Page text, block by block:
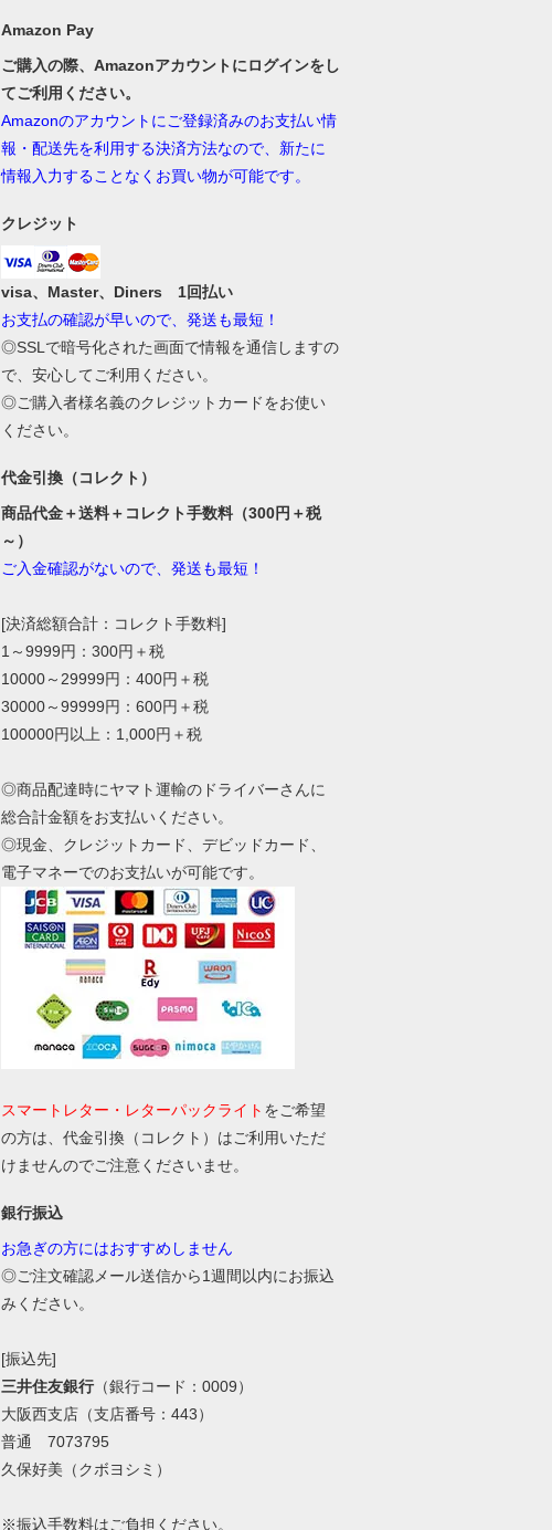
Amazon Pay
ご購入の際、Amazonアカウントにログインをし
てご利用ください。
Amazonのアカウントにご登録済みのお支払い情
報・配送先を利用する決済方法なので、新たに
情報入力することなくお買い物が可能です。
クレジット
visa、Master、Diners 1回払い
お支払の確認が早いので、発送も最短！
◎SSLで暗号化された画面で情報を通信しますの
で、安心してご利用ください。
◎ご購入者様名義のクレジットカードをお使い
ください。
代金引換（コレクト）
商品代金＋送料＋コレクト手数料（300円＋税
～）
ご入金確認がないので、発送も最短！
[決済総額合計：コレクト手数料]
1～9999円：300円＋税
10000～29999円：400円＋税
30000～99999円：600円＋税
100000円以上：1,000円＋税
◎商品配達時にヤマト運輸のドライバーさんに
総合計金額をお支払いください。
◎現金、クレジットカード、デビッドカード、
電子マネーでのお支払いが可能です。
スマートレター・レターパックライト をご希望
の方は、代金引換（コレクト）はご利用いただ
けませんのでご注意くださいませ。
銀行振込
お急ぎの方にはおすすめしません
◎ご注文確認メール送信から1週間以内にお振込
みください。
[振込先]
三井住友銀行（銀行コード：0009）
大阪西支店（支店番号：443）
普通 7073795
久保好美（クボヨシミ）
※振込手数料はご負担ください。